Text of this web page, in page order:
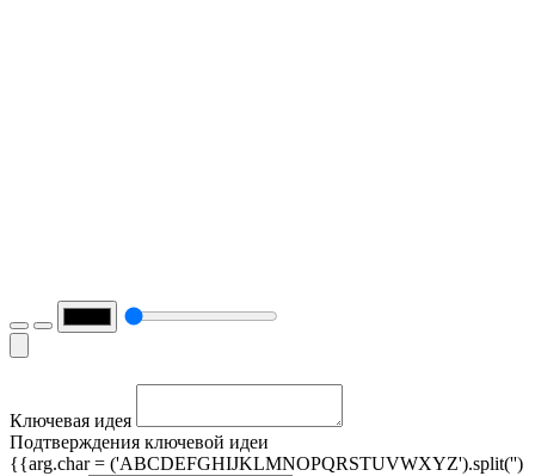
Ключевая идея
Подтверждения ключевой идеи
{{arg.char = ('ABCDEFGHIJKLMNOPQRSTUVWXYZ').split('')